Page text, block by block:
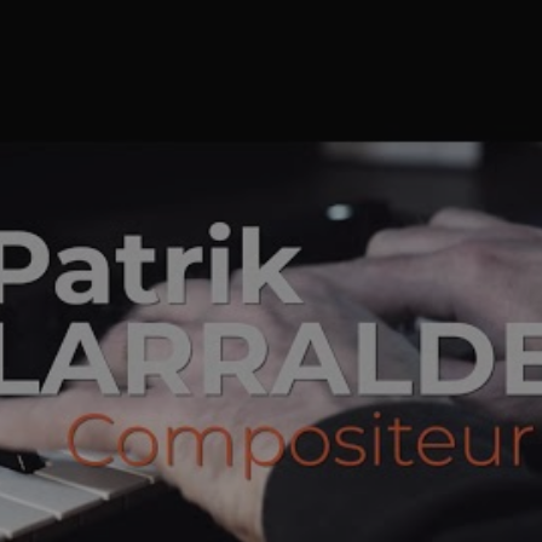
chez "Studio Capital" - Paris
chez "Production Musique Live" - Allemagne
Diplôme d'état de musique traditionnelle
chez "CESMD de Poitiers" - France